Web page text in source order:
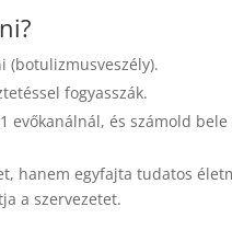
(botulizmusveszély).
fogyasszák.
evőkanálnál, és számold
hanem egyfajta tudatos
a szervezetet.